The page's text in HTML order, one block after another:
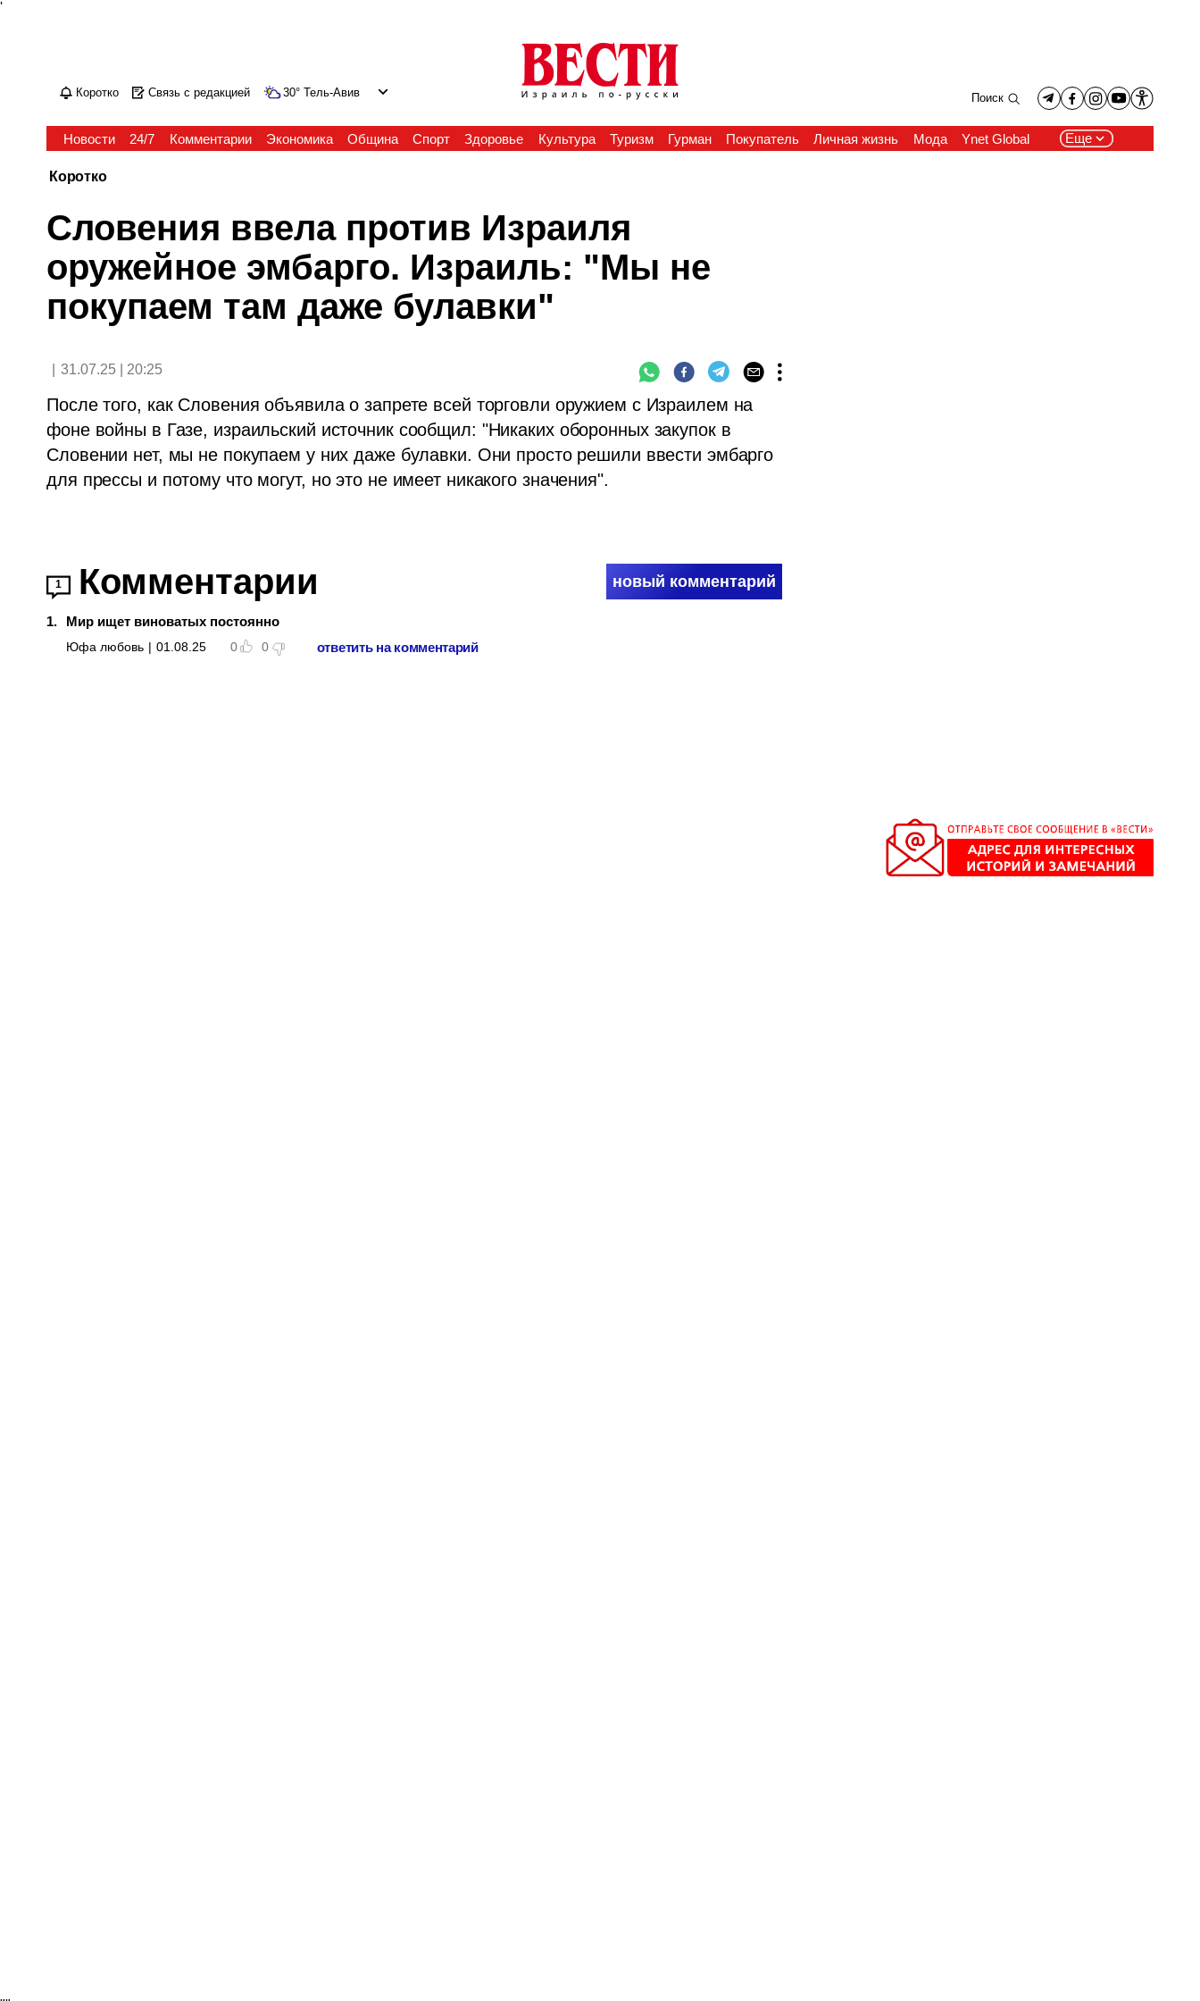
'
Коротко Связь с редакцией 30° Тель-Авив Поиск
Новости 24/7 Комментарии Экономика Община Спорт Здоровье Культура Туризм Гурман Покупатель Личная жизнь Мода Ynet Global Еще
Коротко
Словения ввела против Израиля
оружейное эмбарго. Израиль: "Мы не
покупаем там даже булавки"
31.07.25 | 20:25
После того, как Словения объявила о запрете всей торговли оружием с Израилем на
фоне войны в Газе, израильский источник сообщил: "Никаких оборонных закупок в
Словении нет, мы не покупаем у них даже булавки. Они просто решили ввести эмбарго
для прессы и потому что могут, но это не имеет никакого значения".
1 Комментарии новый комментарий
1. Мир ищет виноватых постоянно
Юфа любовь | 01.08.25 0 0 ответить на комментарий